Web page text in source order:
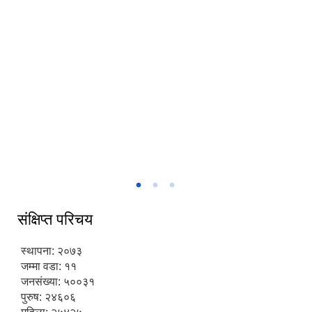
संक्षिप्त परिचय
स्थापना: २०७३
जम्मा वडा: ११
जनसंख्या: ५००३१
पुरुष: २४६०६